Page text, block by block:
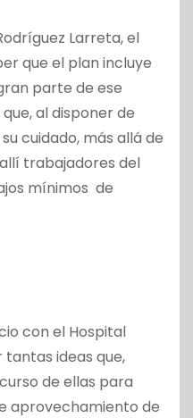
Larreta, el
que el plan incluye
parte de ese
al disponer de
cuidado, más allá de
trabajadores del
mínimos de
con el Hospital
ideas que,
de ellas para
aprovechamiento de